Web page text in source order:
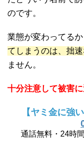
のです。
業態が変わってる
てしまうのは、拙
ません。
十分注意して被害
【ヤミ金に強
通話無料・24時